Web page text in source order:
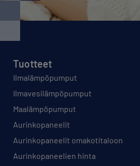
Tuotteet
Ilmalämpöpumput
Ilmavesilämpöpumput
Maalämpöpumput
Aurinkopaneelit
Aurinkopaneelit omakotitaloon
Aurinkopaneelien hinta